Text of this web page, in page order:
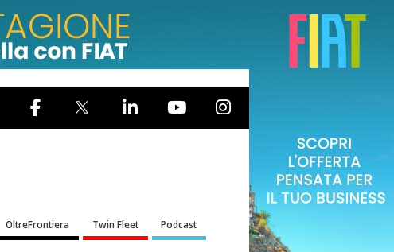
OltreFrontiera Twin Fleet Podcast